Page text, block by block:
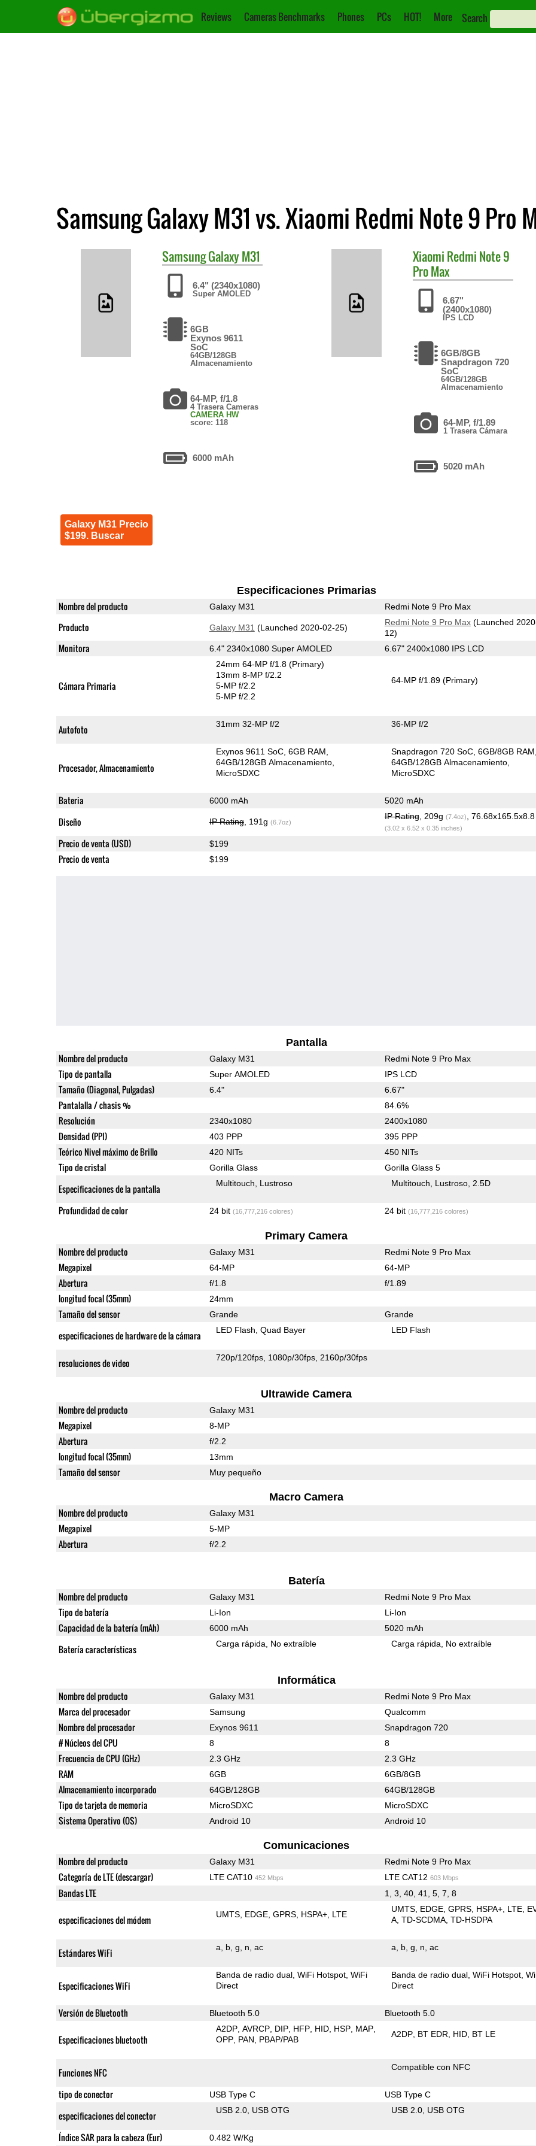
Reviews Cameras Benchmarks Phones PCs HOT! More Search
Samsung Galaxy M31 vs. Xiaomi Redmi Note 9 Pro
SamsungGalaxy M31
6.4" (2340x1080)
Super AMOLED
6GB
Exynos 9611
SoC
64GB/128GB
Almacenamiento
64-MP, f/1.8
4 Trasera Cameras
CAMERA HW
score: 118
6000 mAh
Galaxy M31 Precio
$199. Buscar
Xiaomi Redmi Note 9
Pro Max
6.67"
(2400x1080)
IPS LCD
6GB/8GB
Snapdragon 720
SoC
64GB/128GB
Almacenamiento
64-MP, f/1.89
1 Trasera Cámara
5020 mAh
Especificaciones Primarias
Nombre del producto Galaxy M31 Redmi Note 9 Pro Max
Producto Galaxy M31 (Launched 2020-02-25)
Redmi Note 9 Pro Max(Launched
12)
Monitora 6.4" 2340x1080 Super AMOLED 6.67" 2400x1080 IPS LCD
Cámara Primaria
24mm 64-MP f/1.8(Primary)
13mm 8-MP f/2.2
5-MP f/2.2
5-MP f/2.2
64-MP f/1.89(Primary)
Autofoto 31mm 32-MP f/2 36-MP f/2
Procesador, Almacenamiento
Exynos 9611 SoC 6GB RAM
64GB/128GB Almacenamiento
MicroSDXC
Snapdragon 720 SoC 6GB/8GB RAM
64GB/128GB Almacenamiento
MicroSDXC
Bateria 6000 mAh 5020 mAh
Diseño IP Rating, 191g (6.7oz)
IP Rating, 209g (7.4oz) ,
(3.02 x 6.52 x 0.35 inches)
Precio de venta (USD) $199
Precio de venta $199
Pantalla
Nombre del producto Galaxy M31 Redmi Note 9 Pro Max
Tipo de pantalla Super AMOLED IPS LCD
Tamaño (Diagonal, Pulgadas) 6.4" 6.67"
Pantalalla / chasis % 84.6%
Resolución 2340x1080 2400x1080
Densidad (PPI) 403 PPP 395 PPP
Teórico Nivel máximo de Brillo 420 NITs 450 NITs
Tipo de cristal Gorilla Glass Gorilla Glass 5
Especificaciones de la pantalla Multitouch Lustroso Multitouch Lustroso 2.5D
Profundidad de color 24 bit (16,777,216 colores) 24 bit (16,777,216 colores)
Primary Camera
Nombre del producto Galaxy M31 Redmi Note 9 Pro Max
Megapixel 64-MP 64-MP
Abertura f/1.8 f/1.89
longitud focal (35mm) 24mm
Tamaño del sensor Grande Grande
especificaciones de hardware de la cámara LED Flash Quad Bayer LED Flash
resoluciones de video 720p/120fps 1080p/30fps 2160p/30fps
Ultrawide Camera
Nombre del producto Galaxy M31
Megapixel 8-MP
Abertura f/2.2
longitud focal (35mm) 13mm
Tamaño del sensor Muy pequeño
Macro Camera
Nombre del producto Galaxy M31
Megapixel 5-MP
Abertura f/2.2
Batería
Nombre del producto Galaxy M31 Redmi Note 9 Pro Max
Tipo de batería Li-Ion Li-Ion
Capacidad de la batería (mAh) 6000 mAh 5020 mAh
Batería características Carga rápida No extraíble Carga rápida No extraíble
Informática
Nombre del producto Galaxy M31 Redmi Note 9 Pro Max
Marca del procesador Samsung Qualcomm
Nombre del procesador Exynos 9611 Snapdragon 720
# Núcleos del CPU 8 8
Frecuencia de CPU (GHz) 2.3 GHz 2.3 GHz
RAM 6GB 6GB/8GB
Almacenamiento incorporado 64GB/128GB 64GB/128GB
Tipo de tarjeta de memoria MicroSDXC MicroSDXC
Sistema Operativo (OS) Android 10 Android 10
Comunicaciones
Nombre del producto Galaxy M31 Redmi Note 9 Pro Max
Categoría de LTE (descargar) LTE CAT10 452 Mbps LTE CAT12 603 Mbps
Bandas LTE 1, 3, 40, 41, 5, 7, 8
especificaciones del módem UMTS EDGE GPRS HSPA+ LTE
UMTS EDGE GPRS HSPA+ LTE
A TD-SCDMA TD-HSDPA
Estándares WiFi a b g n ac a b g n ac
Especificaciones WiFi
Banda de radio dual WiFi Hotspot WiFi
Direct
Banda de radio dual WiFi Hotspot
Direct
Versión de Bluetooth Bluetooth 5.0 Bluetooth 5.0
Especificaciones bluetooth
A2DP AVRCP DIP HFP HID HSP MAP
OPP PAN PBAP/PAB
A2DP BT EDR HID BT LE
Funciones NFC Compatible con NFC
tipo de conector USB Type C USB Type C
especificaciones del conector USB 2.0 USB OTG USB 2.0 USB OTG
Índice SAR para la cabeza (Eur) 0.482 W/Kg